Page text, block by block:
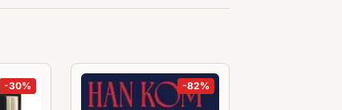
-30% -82%